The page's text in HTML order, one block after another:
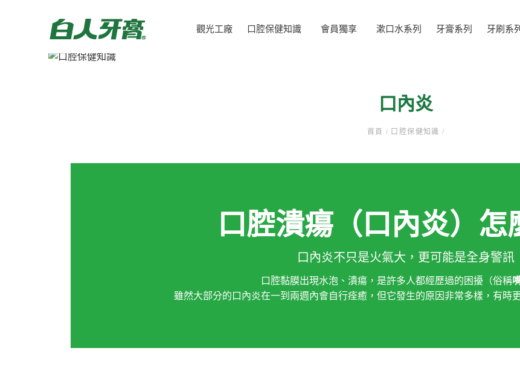
觀光工廠 口腔保健知識 會員獨享 漱口水系列 牙膏系列 牙刷系列
口內炎
首頁 / 口腔保健知識 /
口腔潰瘍（口內炎）怎
口內炎不只是火氣大，更可能是全身警訊
口腔黏膜出現水泡、潰瘍，是許多人都經歷過的困擾（俗稱
雖然大部分的口內炎在一到兩週內會自行痊癒，但它發生的原因非常多樣，有時